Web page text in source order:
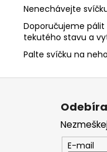
Nenechávejte
Doporučujeme pálit
tekutého stavu a
Palte svíčku na
Z
E-mail